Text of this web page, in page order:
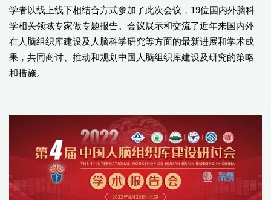
学者以线上线下相结合方式参加了此次会议，19位国内外脑科
学相关领域专家做专题报告。会议展示和交流了近年来国内外
在人脑组织库建设及人脑科学研究等方面的最新进展和学术成
果，共同商讨、推动和规划中国人脑组织库建设及研究的策略
和措施。